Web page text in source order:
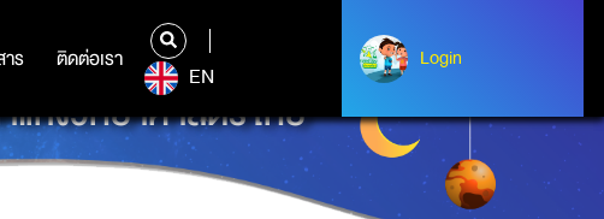
าร ติดต่อเรา
ร ติดต่อเรา
EN
Login
Login
ห่งวิทยาศาสตร์ไทย